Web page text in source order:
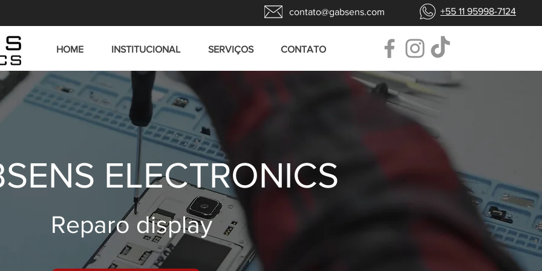
contato@gabsens.com +55 11 95998-7124
HOME INSTITUCIONAL SERVIÇOS CONTATO
ELECTRONICS
Reparo display